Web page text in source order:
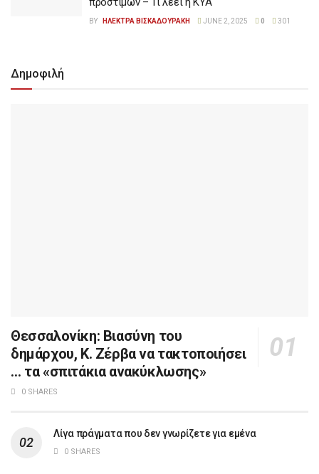
BY ΗΛΕΚΤΡΑ ΒΙΣΚΑΔΟΥΡΑΚΗ JUNE 2, 2025 0 301
Δημοφιλή
Θεσσαλονίκη: Βιασύνη του
δημάρχου, Κ. Ζέρβα να τακτοποιήσει
… τα «σπιτάκια ανακύκλωσης»
0 SHARES
Λίγα πράγματα που δεν γνωρίζετε για εμένα
0 SHARES